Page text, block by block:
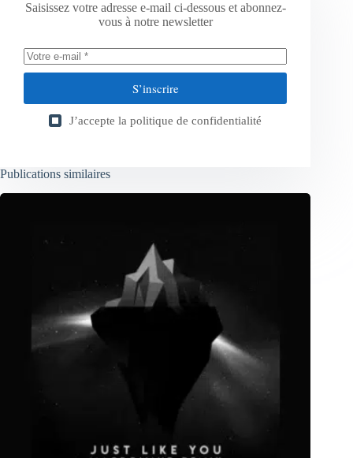
Saisissez votre adresse e-mail ci-dessous et abonnez-
vous à notre newsletter
S’inscrire
J’accepte la politique de confidentialité
Publications similaires